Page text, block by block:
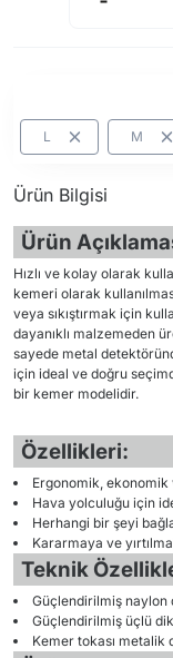
L M
Ürün Bilgisi
Ürün
Hızlı ve kolay olarak
kemeri olarak
veya sıkıştırmak için
dayanıklı malzemeden
sayede metal
için ideal ve doğru
bir kemer modelidir.
Özellikleri:
Ergonomik,
Hava yolculuğu için
Herhangi bir şeyi
Kararmaya ve
Teknik
Güçlendirilmiş naylon
Güçlendirilmiş üçlü
Kemer tokası metalik